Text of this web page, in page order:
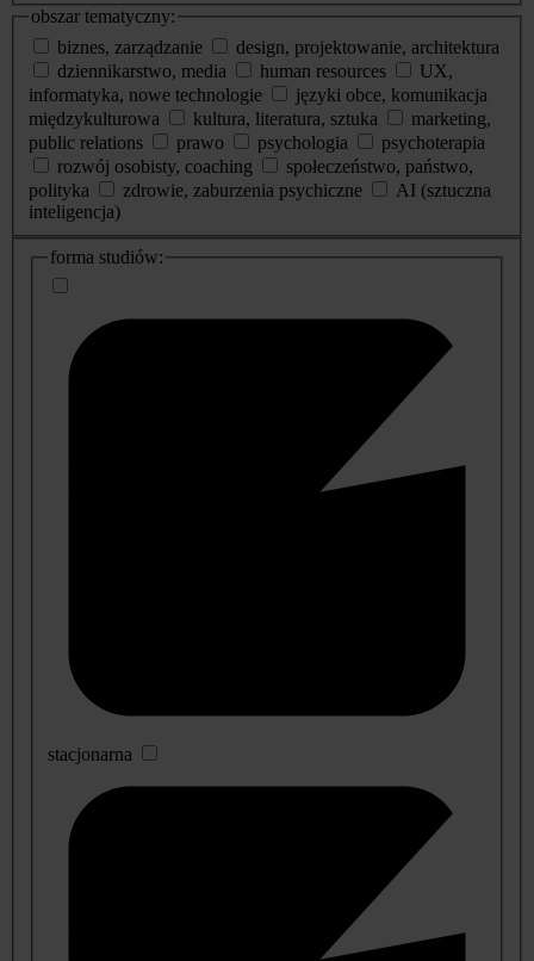
obszar tematyczny:
biznes, zarządzanie
design, projektowanie, architektura
dziennikarstwo, media
human resources
UX,
informatyka, nowe technologie
języki obce, komunikacja
międzykulturowa
kultura, literatura, sztuka
marketing,
public relations
prawo psychologia
psychoterapia
rozwój osobisty, coaching
społeczeństwo, państwo,
polityka
zdrowie, zaburzenia psychiczne
AI (sztuczna
inteligencja)
dodatkowe
informacje
forma studiów:
stacjonarna